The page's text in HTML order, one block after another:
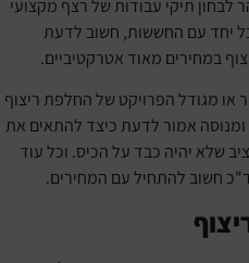
עבודות של רצף מקצועי
החששות, חשוב לדעת
מאוד אטרקטיביים.
הפרויקט של החלפת ריצוף
לדעת כיצד להתאים את
כבד על הכיס. וכל עוד
להתחיל עם המחירים.